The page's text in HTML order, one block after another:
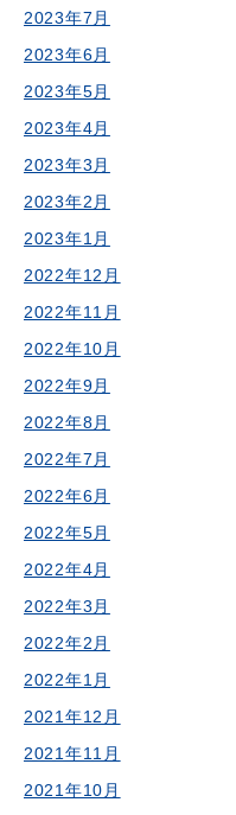
2023年7月
2023年6月
2023年5月
2023年4月
2023年3月
2023年2月
2023年1月
2022年12月
2022年11月
2022年10月
2022年9月
2022年8月
2022年7月
2022年6月
2022年5月
2022年4月
2022年3月
2022年2月
2022年1月
2021年12月
2021年11月
2021年10月